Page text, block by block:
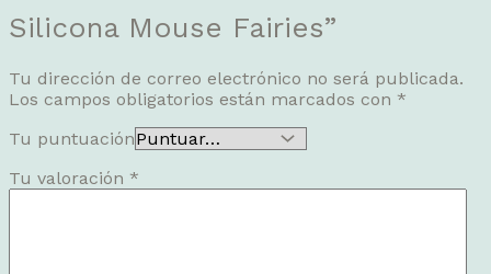
Silicona Mouse Fairies”
Tu dirección de correo electrónico no será publicada.
Los campos obligatorios están marcados con *
Tu puntuación
Tu valoración *